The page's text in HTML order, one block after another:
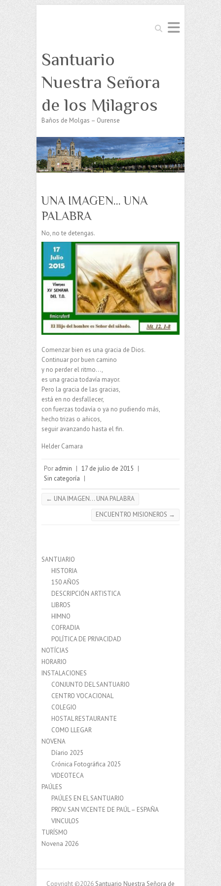
Buscar
Santuario
Nuestra Señora
de los Milagros
Baños de Molgas – Ourense
UNA IMAGEN… UNA
PALABRA
No, no te detengas.
Comenzar bien es una gracia de Dios.
Continuar por buen camino
y no perder el ritmo…,
es una gracia todavía mayor.
Pero la gracia de las gracias,
está en no desfallecer,
con fuerzas todavía o ya no pudiendo más,
hecho trizas o añicos,
seguir avanzando hasta el fin.
Helder Camara
Por admin | 17 de julio de 2015 |
Sin categoría |
← UNA IMAGEN… UNA PALABRA
ENCUENTRO MISIONEROS →
SANTUARIO
HISTORIA
150 AÑOS
DESCRIPCIÓN ARTISTICA
LIBROS
HIMNO
COFRADIA
POLÍTICA DE PRIVACIDAD
NOTÍCIAS
HORARIO
INSTALACIONES
CONJUNTO DEL SANTUARIO
CENTRO VOCACIONAL
COLEGIO
HOSTAL RESTAURANTE
COMO LLEGAR
NOVENA
Díario 2025
Crónica Fotográfica 2025
VIDEOTECA
PAÚLES
PAÚLES EN EL SANTUARIO
PROV. SAN VICENTE DE PAÚL – ESPAÑA
VINCULOS
TURÍSMO
Novena 2026
Copyright ©2026 Santuario Nuestra Señora de